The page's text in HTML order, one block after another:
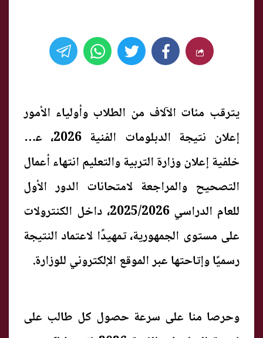
يترقب مئات الآلاف من الطلاب وأولياء الأمور
إعلان نتيجة الدبلومات الفنية 2026، على
خلفية إعلان وزارة التربية والتعليم انتهاء أعمال
التصحيح والمراجعة لامتحانات الدور الأول
للعام الدراسي 2025/2026، داخل الكنترولات
على مستوى الجمهورية، تمهيدًا لاعتماد النتيجة
رسميًا وإتاحتها عبر الموقع الإلكتروني للوزارة.
وحرصا منا على سرعة حصول كل طالب على